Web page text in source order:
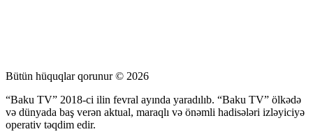
Bütün hüquqlar qorunur © 2026
“Baku TV” 2018-ci ilin fevral ayında yaradılıb. “Baku TV” ölkədə
və dünyada baş verən aktual, maraqlı və önəmli hadisələri izləyiciyə
operativ təqdim edir.